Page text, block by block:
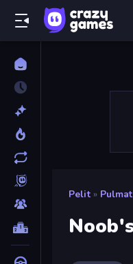
Pelit » Pulmat